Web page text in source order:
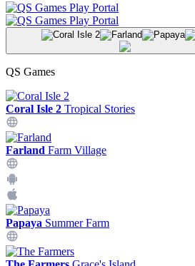
QS Games
Coral Isle 2 Tropical Stories
Farland Farm Village
Papaya Summer Farm